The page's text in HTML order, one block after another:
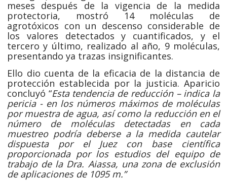
meses después de la vigencia de la medida
protectoria, mostró 14 moléculas de
agrotóxicos con un descenso considerable de
los valores detectados y cuantificados, y el
tercero y último, realizado al año, 9 moléculas,
presentando ya trazas insignificantes.
Ello dio cuenta de la eficacia de la distancia de
protección establecida por la justicia. Aparicio
concluyó “Esta tendencia de reducción – indica la
pericia - en los números máximos de moléculas
por muestra de agua, así como la reducción en el
número de moléculas detectadas en cada
muestreo podría deberse a la medida cautelar
dispuesta por el Juez con base científica
proporcionada por los estudios del equipo de
trabajo de la Dra. Aiassa, una zona de exclusión
de aplicaciones de 1095 m.”